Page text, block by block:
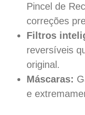
Pincel de
correções
Filtros
reversíveis
original.
Máscaras:
e